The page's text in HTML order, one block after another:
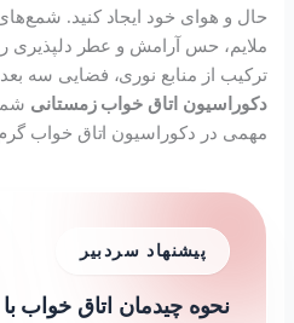
حال و هوای خود ایجاد کنید. شمع‌های
ملایم، حس آرامش و عطر دلپذیری
ترکیب از منابع نوری، فضایی سه
دکوراسیون اتاق خواب زمستانی
مهمی در دکوراسیون اتاق خواب گرم
پیشنهاد سردبیر
نحوه چیدمان اتاق خواب